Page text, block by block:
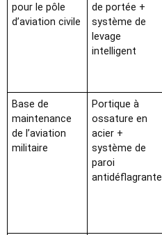
pour le pôle
d’aviation civile
de portée +
système de
levage
intelligent
Base de
maintenance
de l’aviation
militaire
Portique à
ossature en
acier +
système de
paroi
antidéflagrante